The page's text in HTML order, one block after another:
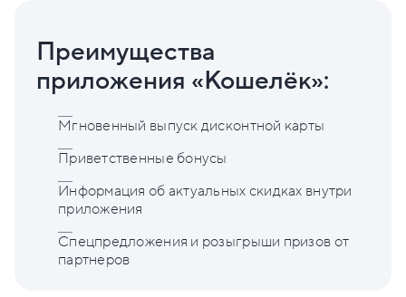
Преимущества
приложения «Кошелёк»:
Мгновенный выпуск дисконтной карты
Приветственные бонусы
Информация об актуальных скидках внутри
приложения
Спецпредложения и розыгрыши призов от
партнеров